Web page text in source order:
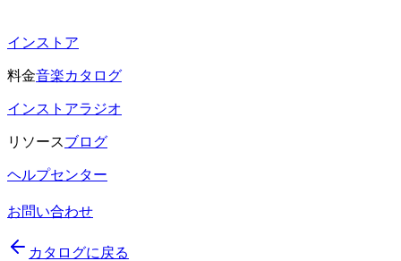
インストア
料金音楽カタログ
インストアラジオ
リソースブログ
ヘルプセンター
お問い合わせ
カタログに戻る